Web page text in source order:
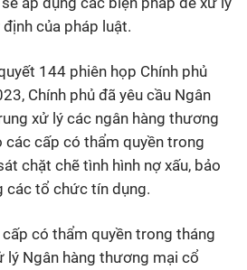
của pháp luật.
144 phiên họp Chính phủ
Chính phủ đã yêu cầu Ngân
xử lý các ngân hàng thương
các cấp có thẩm quyền trong
chặt chẽ tình hình nợ xấu, bảo
các tổ chức tín dụng.
có thẩm quyền trong tháng
Ngân hàng thương mại cổ